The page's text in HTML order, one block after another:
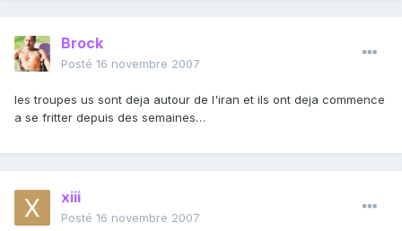
Brock
Posté 16 novembre 2007
les troupes us sont deja autour de l'iran et ils ont deja commence
a se fritter depuis des semaines…
xiii
Posté 16 novembre 2007